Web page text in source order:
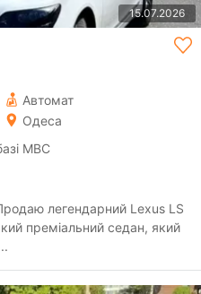
15.07.2026
Автомат
Одеса
МВС
преміальний седан, який